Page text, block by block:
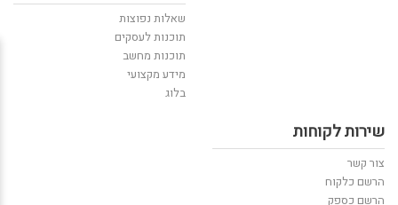
שאלות נפוצות
תוכנות לעסקים
תוכנות מחשב
מידע מקצועי
בלוג
שירות לקוחות
צור קשר
הרשם כלקוח
הרשם כספק